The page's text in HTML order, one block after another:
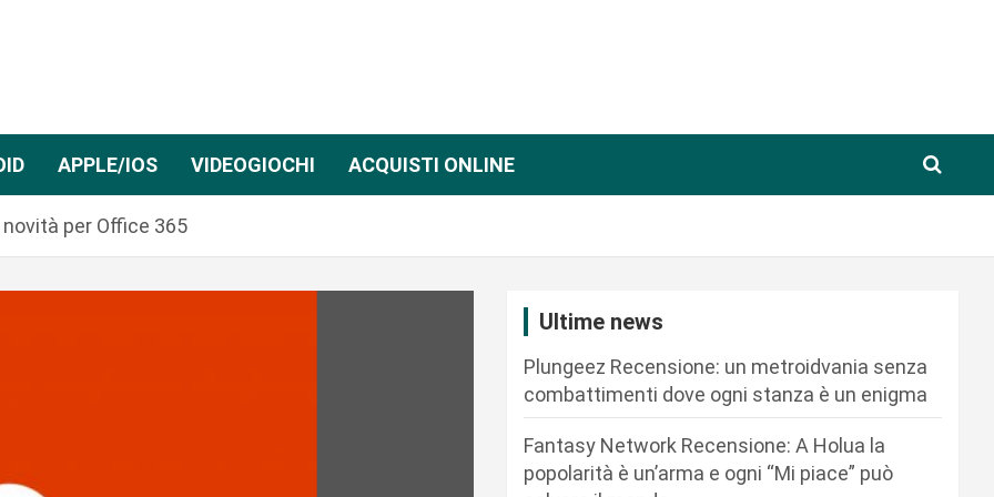
APPLE/IOS VIDEOGIOCHI ACQUISTI ONLINE
per Office 365
Ultime news
Plungeez Recensione: un metroidvania senza
combattimenti dove ogni stanza è un enigma
Fantasy Network Recensione: A Holua la
popolarità è un’arma e ogni “Mi piace” può